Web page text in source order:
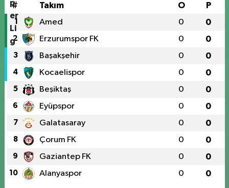
# Takım O P
1 Amed 0 0
2 Erzurumspor FK 0 0
3 Başakşehir 0 0
4 Kocaelispor 0 0
5 Beşiktaş 0 0
6 Eyüpspor 0 0
7 Galatasaray 0 0
8 Çorum FK 0 0
9 Gaziantep FK 0 0
10 Alanyaspor 0 0